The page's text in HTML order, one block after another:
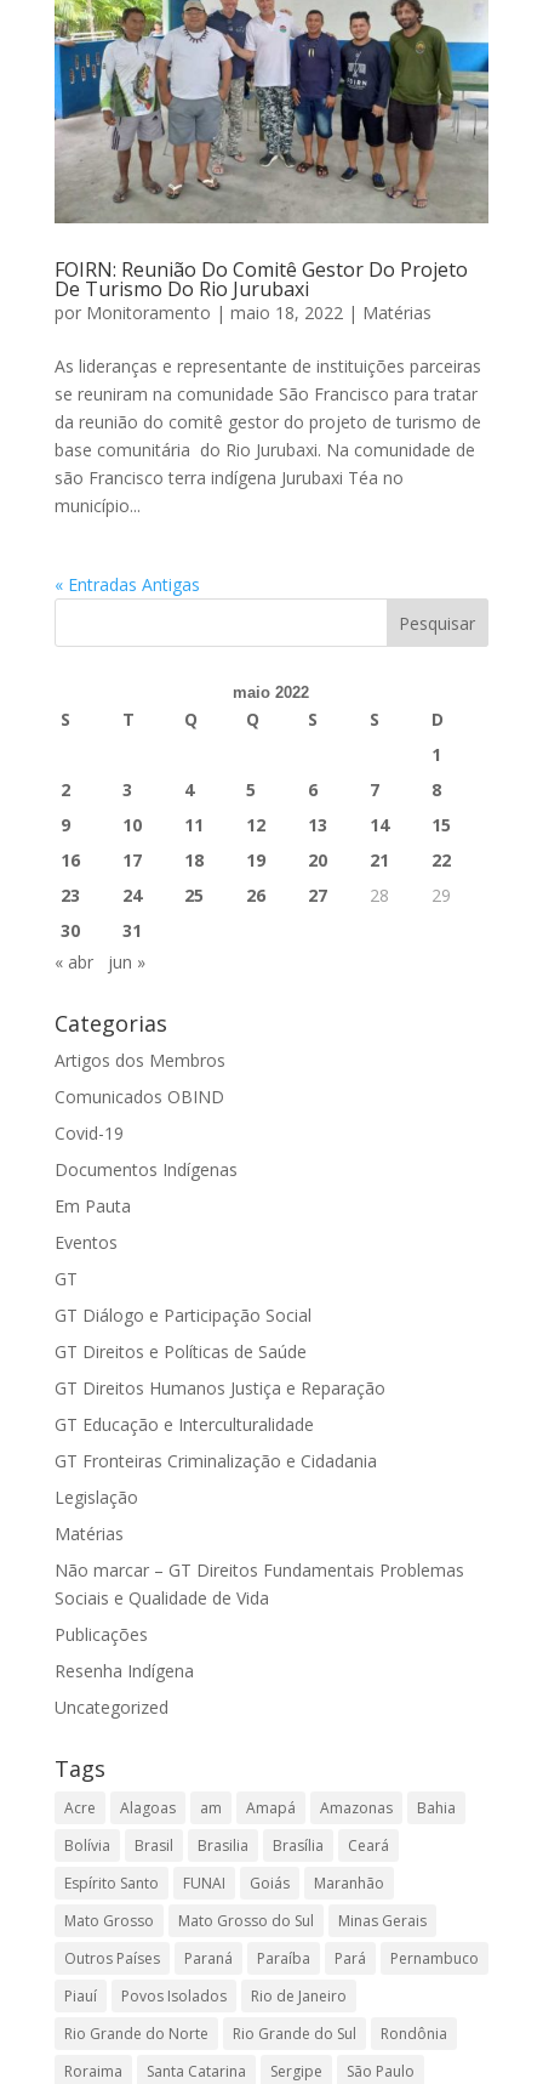
FOIRN: Reunião Do Comitê Gestor Do Projeto
De Turismo Do Rio Jurubaxi
por Monitoramento | maio 18, 2022| Matérias
As lideranças e representante de instituições parceiras
se reuniram na comunidade São Francisco para tratar
da reunião do comitê gestor do projeto de turismo de
base comunitária do Rio Jurubaxi. Na comunidade de
são Francisco terra indígena Jurubaxi Téa no
município...
« Entradas Antigas
maio 2022
S T Q Q S S
D
1
2
3 4 5 6 7
8
9
10 11 12 13 14
15
16
17 18 19 20 21
22
23
24 25 26 27 28
29
30
31
« abr
jun »
Categorias
Artigos dos Membros
Comunicados OBIND
Covid-19
Documentos Indígenas
Em Pauta
Eventos
GT
GT Diálogo e Participação Social
GT Direitos e Políticas de Saúde
GT Direitos Humanos Justiça e Reparação
GT Educação e Interculturalidade
GT Fronteiras Criminalização e Cidadania
Legislação
Matérias
Não marcar – GT Direitos Fundamentais Problemas
Sociais e Qualidade de Vida
Publicações
Resenha Indígena
Uncategorized
Tags
Acre Alagoas am Amapá Amazonas
Bahia
Bolívia
Brasil Brasilia Brasília
Ceará
Espírito Santo
FUNAI Goiás
Maranhão
Mato Grosso
Mato Grosso do Sul
Minas Gerais
Outros Países
Paraná Paraíba Pará
Pernambuco
Piauí
Povos Isolados
Rio de Janeiro
Rio Grande do Norte
Rio Grande do Sul
Rondônia
Roraima
Santa Catarina Sergipe
São Paulo